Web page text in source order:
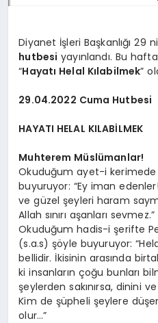
Diyanet İşleri Başkanlığı 29
hutbesi yayınlandı. Bu
“Hayatı Helal Kılabilmek”
29.04.2022 Cuma Hutbesi
HAYATI HELAL KILABİLMEK
Muhterem Müslümanlar!
Okuduğum ayet-i kerimede
buyuruyor: “Ey iman edenler!
ve güzel şeyleri haram
Allah sınırı aşanları sevmez.”
Okuduğum hadis-i şerifte
(s.a.s) şöyle buyuruyor:
bellidir. İkisinin arasında
ki insanların çoğu bunları
şeylerden sakınırsa, dinini
Kim de şüpheli şeylere
olur…”